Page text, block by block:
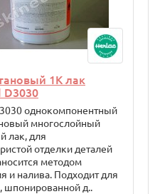
1К лак
D3030
однокомпонентный
многослойный
лак, для
отделки деталей
методом
и налива. Подходит для
шпонированной д..